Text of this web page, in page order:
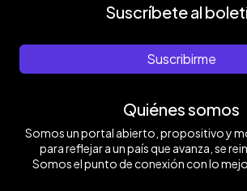
Suscríbete al
Suscribirme
Quiénes somos
Somos un portal abierto, propositivo y
para reflejar a un país que avanza, se
Somos el punto de conexión con lo